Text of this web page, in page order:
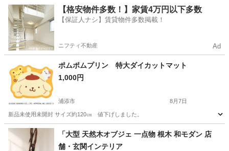
沖縄 中頭郡 てだこ浦西駅 収納家具
【格安物件多数！】家賃4万円以下多数
【保証人ナシ】賃貸物件多数掲載！
ニフティ不動産 Ad
ポムポムプリン 特大ダイカットマット
1,000円
浦添市 8月7日
新品未使用未開封 サイズ約120㎝ 値下げしました。
沖縄 浦添市 カーペット/マット/ラグ ポムポムプリン
「大型 天然木オブジェ 一点物 根木 和モダン 店
舗・玄関インテリア